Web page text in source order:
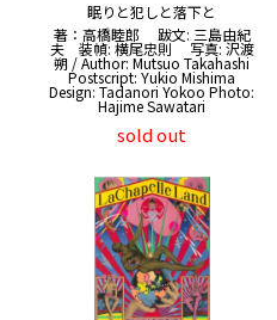
眠りと犯しと落下と
著：高橋睦郎 跋文: 三島由紀
夫 装幀: 横尾忠則 写真: 沢渡
朔 / Author: Mutsuo Takahashi
Postscript: Yukio Mishima
Design: Tadanori Yokoo Photo:
Hajime Sawatari
sold out